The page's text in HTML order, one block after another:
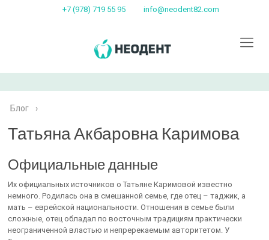
+7 (978) 719 55 95 info@neodent82.com
Блог ›
Татьяна Акбаровна Каримова
Официальные данные
Их официальных источников о Татьяне Каримовой известно
немного. Родилась она в смешанной семье, где отец – таджик, а
мать – еврейской национальности. Отношения в семье были
сложные, отец обладал по восточным традициям практически
неограниченной властью и непререкаемым авторитетом. У